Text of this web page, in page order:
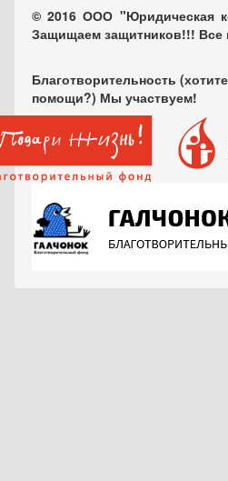
© 2016 ООО "Юридическая
Защищаем защитников!!! Все
Благотворительность
помощи?) Мы участвуем!